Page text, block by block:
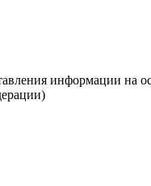
информации на